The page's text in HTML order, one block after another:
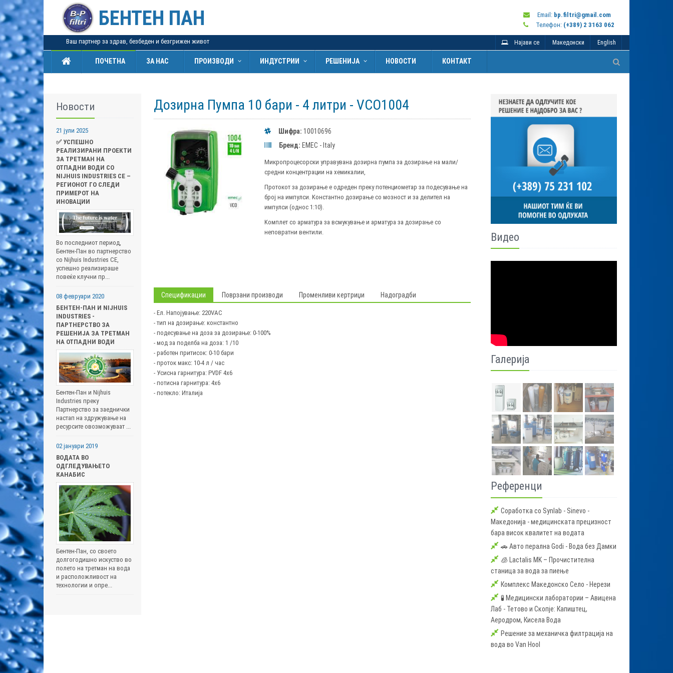
БЕНТЕН ПАН Email: bp.filtri@gmail.com
Телефон: (+389) 2 3163 062
Ваш партнер за здрав, безбеден и безгрижен живот Најави се Македонски English
ПОЧЕТНА ЗА НАС ПРОИЗВОДИ ИНДУСТРИИ РЕШЕНИЈА НОВОСТИ КОНТАКТ
Дозирна Пумпа 10 бари - 4 литри - VCO1004
Шифра: 10010696
Бренд: EMEC - Italy
Микропроцесорски управувана дозирна пумпа за дозирање на мали/
средни концентрации на хемикалии,
Протокот за дозирање е одреден преку потенциометар за подесување на
број на импулси. Kонстантно дозирање со мозност и за делител на
импулси (однос 1:10).
Kомплет со арматура за всмукување и арматура за дозирање со
неповратни вентили.
Спецификации Поврзани производи Променливи кертриџи Надоградби
- Ел. Напојување: 220VAC
- тип на дозирање: константно
- подесување на доза за дозирање: 0-100%
- мод за поделба на доза: 1 /10
- работен притисок: 0-10 бари
- проток макс: 10-4 л / час
- Усисна гарнитура: PVDF 4x6
- потисна гарнитура: 4x6
- потекло: Италија
Новости
21 јули 2025
✅ УСПЕШНО
РЕАЛИЗИРАНИ ПРОЕКТИ
ЗА ТРЕТМАН НА
ОТПАДНИ ВОДИ СО
NIJHUIS INDUSTRIES CE –
РЕГИОНОТ ГО СЛЕДИ
ПРИМЕРОТ НА
ИНОВАЦИИ
Во последниот период,
Бентен-Пан во партнерство
со Nijhuis Industries CE,
успешно реализираше
повеќе клучни пр...
08 февруари 2020
БЕНТЕН-ПАН И NIJHUIS
INDUSTRIES -
ПАРТНЕРСТВО ЗА
РЕШЕНИЈА ЗА ТРЕТМАН
НА ОТПАДНИ ВОДИ
Бентен-Пан и Nijhuis
Industries преку
Партнерство за заеднички
настап на здружување на
ресурсите овозможуваат ...
02 јануари 2019
ВОДАТА ВО
ОДГЛЕДУВАЊЕТО
КАНАБИС
Бентен-Пан, со своето
долгогодишно искуство во
полето на третман на вода
и расположливост на
технологии и опре...
Видео
Галерија
Референци
Соработка со Synlab - Sinevo -
Македонија - медицинската прецизност
бара висок квалитет на водата
🚗 Авто перална Godi - Вода без Дамки
🧊 Lactalis MK – Прочистителна
станица за вода за пиење
Комплекс Македонско Село - Нерези
🧪 Медицински лаборатории – Авицена
Лаб - Тетово и Скопје: Капиштец,
Аеродром, Кисела Вода
Решение за механичка филтрација на
вода во Van Hool